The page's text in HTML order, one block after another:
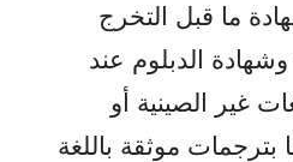
ما قبل التخرج
الدبلوم عند
غير الصينية أو
بترجمات موثقة باللغة